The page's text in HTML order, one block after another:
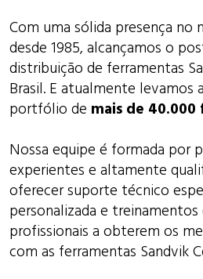
Com uma sólida presença no
desde 1985, alcançamos o
distribuição de ferramentas
Brasil. E atualmente levamos
portfólio de mais de
Nossa equipe é formada por
experientes e altamente
oferecer suporte técnico
personalizada e
profissionais a obterem os
com as ferramentas Sandvik